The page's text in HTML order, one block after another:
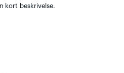
kort beskrivelse.